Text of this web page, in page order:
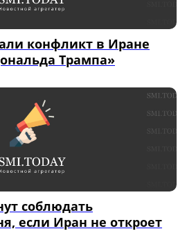
конфликт в Иране
Трампа»
соблюдать
если Иран не откроет